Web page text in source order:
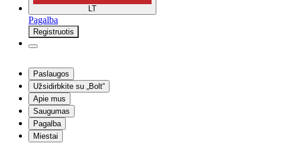
LT
Pagalba
Registruotis
Paslaugos
Užsidirbkite su „Bolt“
Apie mus
Saugumas
Pagalba
Miestai